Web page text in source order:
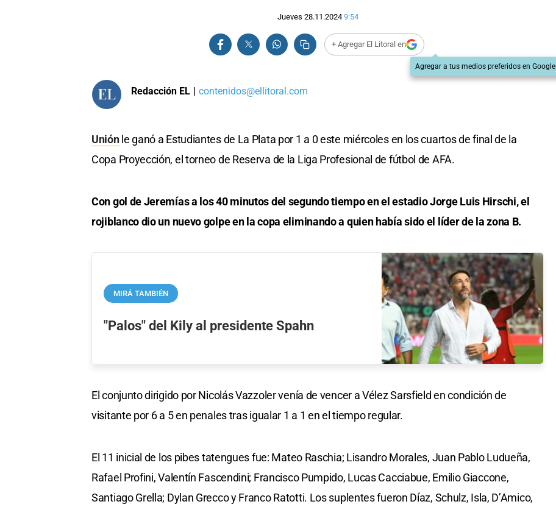
Jueves 28.11.2024 9:54
+ Agregar El Litoral en
Agregar a tus medios preferidos en Google
Redacción EL | contenidos@ellitoral.com
Uniónle ganó a Estudiantes de La Plata por 1 a 0 este miércoles en los cuartos de final de la
Copa Proyección, el torneo de Reserva de la Liga Profesional de fútbol de AFA.
Con gol de Jeremías a los 40 minutos del segundo tiempo en el estadio Jorge Luis Hirschi, el
rojiblanco dio un nuevo golpe en la copa eliminando a quien había sido el líder de la zona B.
MIRÁ TAMBIÉN
"Palos" del Kily al presidente Spahn
El conjunto dirigido por Nicolás Vazzoler venía de vencer a Vélez Sarsfield en condición de
visitante por 6 a 5 en penales tras igualar 1 a 1 en el tiempo regular.
El 11 inicial de los pibes tatengues fue: Mateo Raschia; Lisandro Morales, Juan Pablo Ludueña,
Rafael Profini, Valentín Fascendini; Francisco Pumpido, Lucas Cacciabue, Emilio Giaccone,
Santiago Grella; Dylan Grecco y Franco Ratotti. Los suplentes fueron Díaz, Schulz, Isla, D’Amico,